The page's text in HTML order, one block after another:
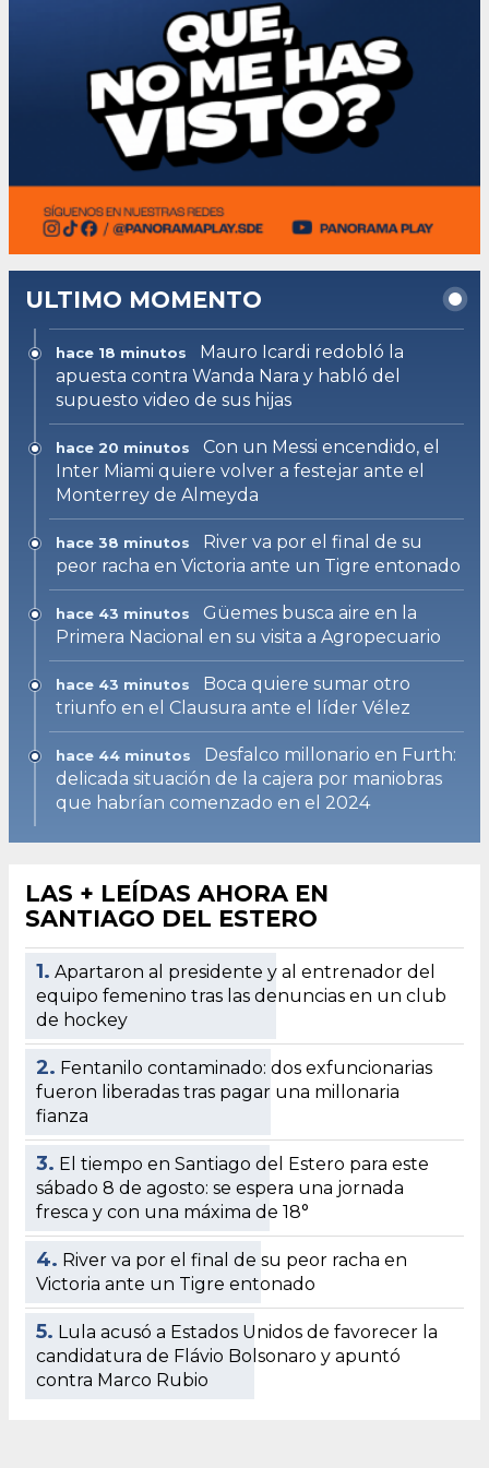
ULTIMO MOMENTO
hace 18 minutos
Mauro Icardi redobló la
apuesta contra Wanda Nara y habló del
supuesto video de sus hijas
hace 20 minutos
Con un Messi encendido, el
Inter Miami quiere volver a festejar ante el
Monterrey de Almeyda
hace 38 minutos
River va por el final de su
peor racha en Victoria ante un Tigre entonado
hace 43 minutos
Güemes busca aire en la
Primera Nacional en su visita a Agropecuario
hace 43 minutos
Boca quiere sumar otro
triunfo en el Clausura ante el líder Vélez
hace 44 minutos
Desfalco millonario en Furth:
delicada situación de la cajera por maniobras
que habrían comenzado en el 2024
LAS + LEÍDAS AHORA EN
SANTIAGO DEL ESTERO
1. Apartaron al presidente y al entrenador del
equipo femenino tras las denuncias en un club
de hockey
2. Fentanilo contaminado: dos exfuncionarias
fueron liberadas tras pagar una millonaria
fianza
3. El tiempo en Santiago del Estero para este
sábado 8 de agosto: se espera una jornada
fresca y con una máxima de 18°
4. River va por el final de su peor racha en
Victoria ante un Tigre entonado
5. Lula acusó a Estados Unidos de favorecer la
candidatura de Flávio Bolsonaro y apuntó
contra Marco Rubio